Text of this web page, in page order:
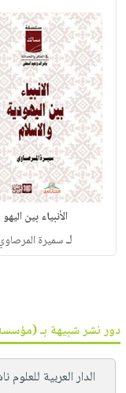
الأنبياء بين اليهو
لـسميرة
دور نشر شبيهة بـ (مؤسسة
الدار العربية للعلوم